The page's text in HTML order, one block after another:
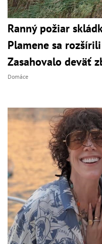
Ranný požiar
Plamene sa
Zasahovalo deväť
Domáce